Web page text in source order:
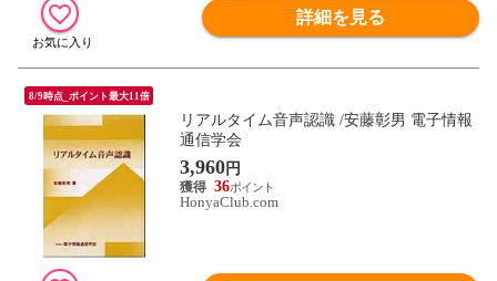
詳細を見る
8/9時点_ポイント最大11倍
リアルタイム音声認識 /安藤彰男 電子情報
通信学会
3,960円
36
HonyaClub.com